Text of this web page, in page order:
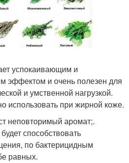
успокаивающим и
эффектом и очень полезен для
и умственной нагрузкой.
использовать при жирной коже.
неповторимый аромат;.
способствовать
по бактерицидным
равных.